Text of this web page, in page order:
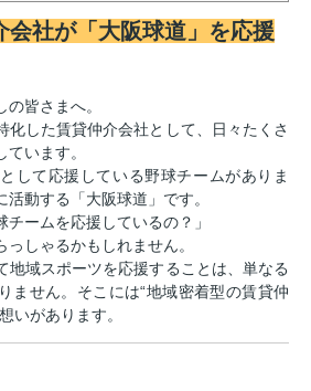
会社が「大阪球道」を応援
皆さまへ。
化した賃貸仲介会社として、日々たくさ
います。
して応援している野球チームがありま
動する「大阪球道」です。
チームを応援しているの？」
しゃるかもしれません。
地域スポーツを応援することは、単なる
ません。そこには“地域密着型の賃貸仲
いがあります。